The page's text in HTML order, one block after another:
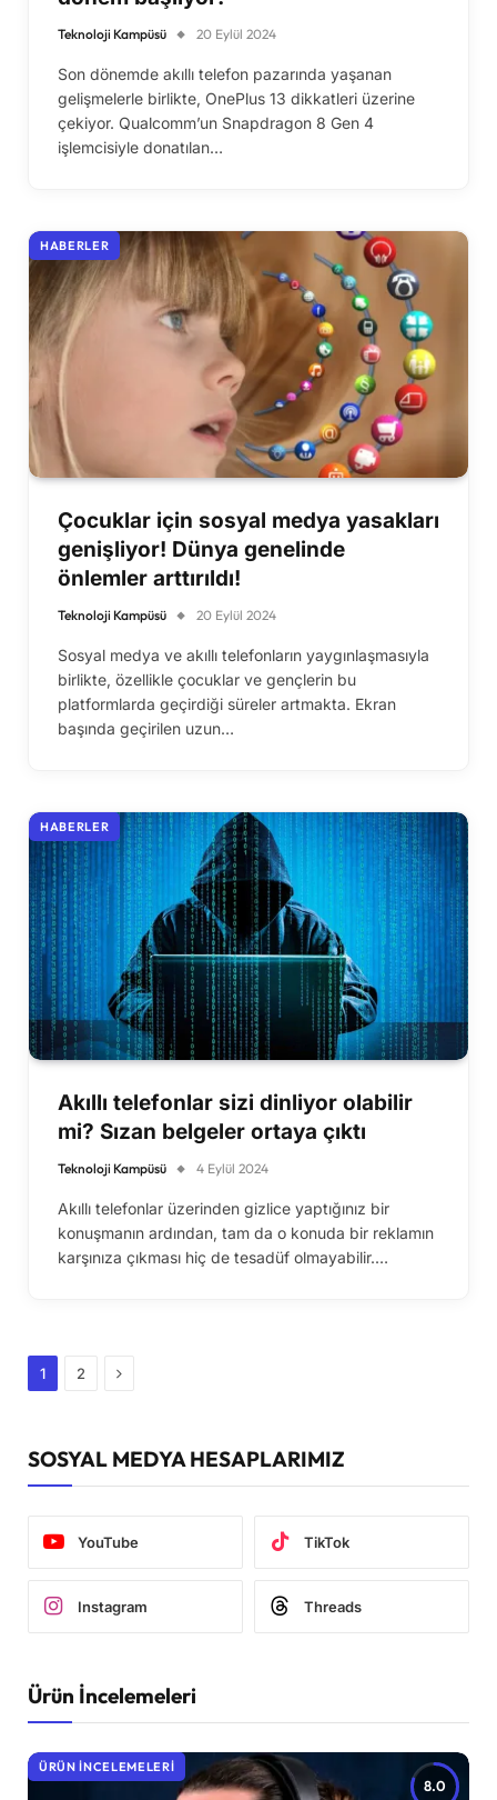
Teknoloji Kampüsü 20 Eylül 2024
Son dönemde akıllı telefon pazarında yaşanan
gelişmelerle birlikte, OnePlus 13 dikkatleri üzerine
çekiyor. Qualcomm’un Snapdragon 8 Gen 4
işlemcisiyle donatılan…
HABERLER
Çocuklar için sosyal medya yasakları
genişliyor! Dünya genelinde
önlemler arttırıldı!
Teknoloji Kampüsü 20 Eylül 2024
Sosyal medya ve akıllı telefonların yaygınlaşmasıyla
birlikte, özellikle çocuklar ve gençlerin bu
platformlarda geçirdiği süreler artmakta. Ekran
başında geçirilen uzun…
HABERLER
Akıllı telefonlar sizi dinliyor olabilir
mi? Sızan belgeler ortaya çıktı
Teknoloji Kampüsü 4 Eylül 2024
Akıllı telefonlar üzerinden gizlice yaptığınız bir
konuşmanın ardından, tam da o konuda bir reklamın
karşınıza çıkması hiç de tesadüf olmayabilir.…
1 2 Sonraki
SOSYAL MEDYA HESAPLARIMIZ
YouTube TikTok
Instagram Threads
Ürün İncelemeleri
8.0
ÜRÜN İNCELEMELERI